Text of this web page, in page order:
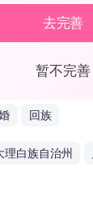
学历
回族
理白族自治州
去完善
暂不完善